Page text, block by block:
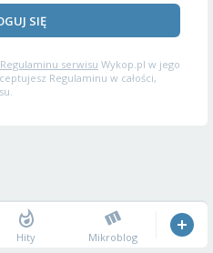
SIĘ
Regulaminu serwisu Wykop.pl w jego
Regulaminu w całości,
Hity Mikroblog